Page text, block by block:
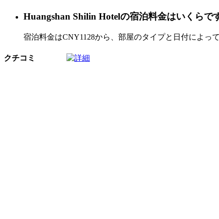
Huangshan Shilin Hotelの宿泊料金はいくらで
宿泊料金はCNY1128から、部屋のタイプと日付によっ
クチコミ